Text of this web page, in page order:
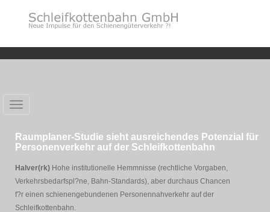
Toggle
Raumplaner-Studie sieht ausreichendes Potenzial für
Personenverkehr auf der Schleifkottenbahn
Halver(rk) Hohe institutionelle Hemmnisse (rechtliche Vorgaben,
Verkehrsbedarfspl?ne, Bahn-Standards), aber durchaus Chancen
f?r einen schienengebundenen Personennahverkehr auf der
Schleifkottenbahn.